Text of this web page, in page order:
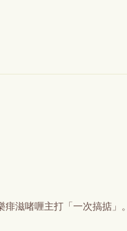
滋啫喱主打「一次搞掂」